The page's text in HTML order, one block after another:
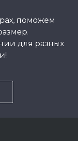
поможем
для разных